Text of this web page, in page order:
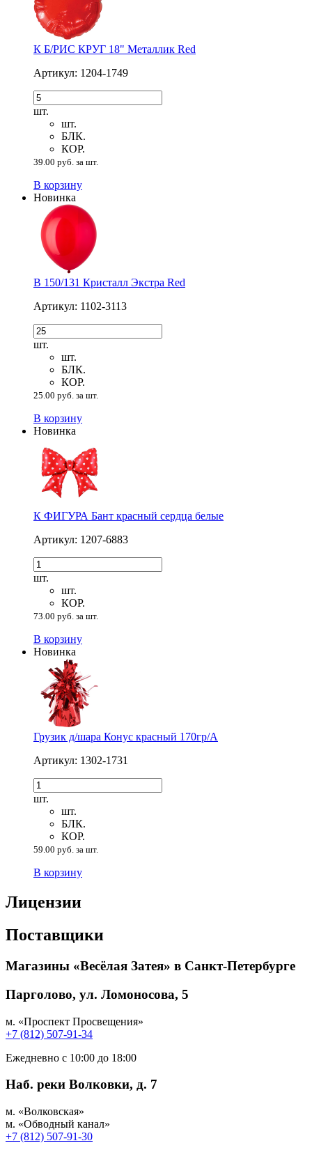
К Б/РИС КРУГ 18" Металлик Red
Артикул: 1204-1749
шт.
шт.
БЛК.
КОР.
39.00 руб. за шт.
В корзину
Новинка
В 150/131 Кристалл Экстра Red
Артикул: 1102-3113
шт.
шт.
БЛК.
КОР.
25.00 руб. за шт.
В корзину
Новинка
К ФИГУРА Бант красный сердца белые
Артикул: 1207-6883
шт.
шт.
КОР.
73.00 руб. за шт.
В корзину
Новинка
Грузик д/шара Конус красный 170гр/A
Артикул: 1302-1731
шт.
шт.
БЛК.
КОР.
59.00 руб. за шт.
В корзину
Лицензии
Поставщики
Магазины «Весёлая Затея» в Санкт-Петербурге
Парголово, ул. Ломоносова, 5
м. «Проспект Просвещения»
+7 (812) 507-91-34
Ежедневно с 10:00 до 18:00
Наб. реки Волковки, д. 7
м. «Волковская»
м. «Обводный канал»
+7 (812) 507-91-30